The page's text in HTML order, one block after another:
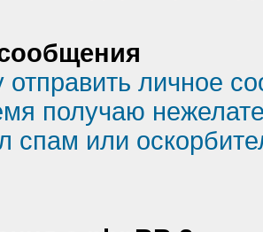
отправить личное
получаю
спам или